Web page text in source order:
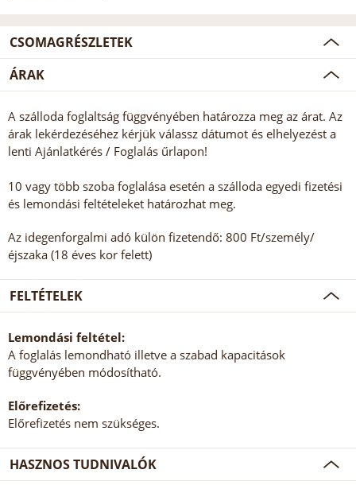
CSOMAGRÉSZLETEK
ÁRAK
A szálloda foglaltság függvényében határozza meg az árat. Az
árak lekérdezéséhez kérjük válassz dátumot és elhelyezést a
lenti Ajánlatkérés / Foglalás űrlapon!
10 vagy több szoba foglalása esetén a szálloda egyedi fizetési
és lemondási feltételeket határozhat meg.
Az idegenforgalmi adó külön fizetendő: 800 Ft/személy/
éjszaka (18 éves kor felett)
FELTÉTELEK
Lemondási feltétel:
A foglalás lemondható illetve a szabad kapacitások
függvényében módosítható.
Előrefizetés:
Előrefizetés nem szükséges.
HASZNOS TUDNIVALÓK